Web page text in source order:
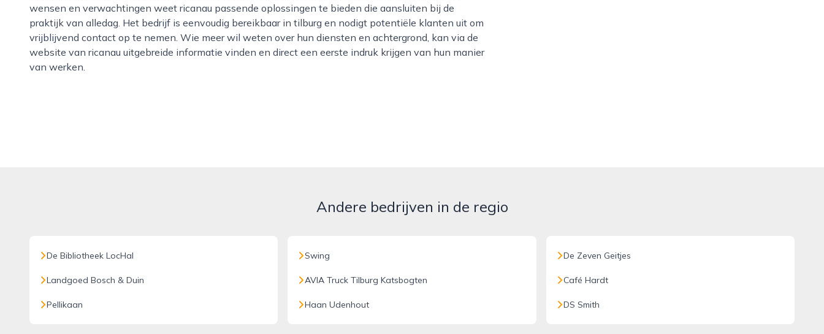
wensen en verwachtingen weet ricanau passende oplossingen te bieden die aansluiten bij de
praktijk van alledag. Het bedrijf is eenvoudig bereikbaar in tilburg en nodigt potentiële klanten uit om
vrijblijvend contact op te nemen. Wie meer wil weten over hun diensten en achtergrond, kan via de
website van ricanau uitgebreide informatie vinden en direct een eerste indruk krijgen van hun manier
van werken.
Andere bedrijven in de regio
De Bibliotheek LocHal
Landgoed Bosch & Duin
Pellikaan
Swing
AVIA Truck Tilburg Katsbogten
Haan Udenhout
De Zeven Geitjes
Café Hardt
DS Smith